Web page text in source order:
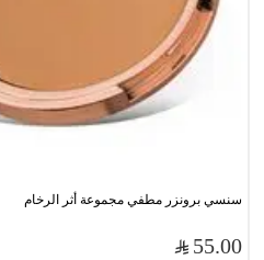
سنسي برونزر مطفي مجموعة أثر الرخام
55.00